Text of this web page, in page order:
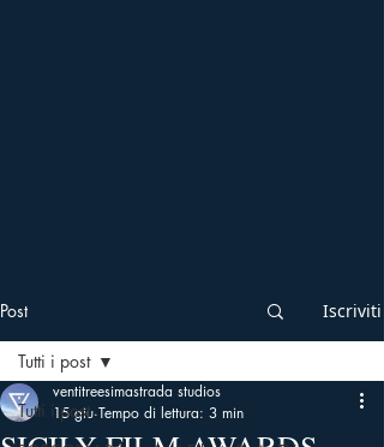
Post Iscriviti
Tutti i post
Tutti i post
ventitreesimastrada studios
15 giu Tempo di lettura: 3 min